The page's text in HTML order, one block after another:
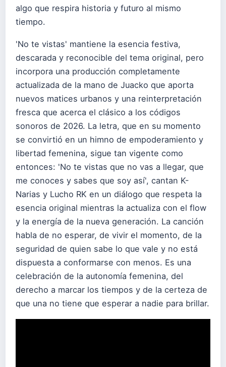
algo que respira historia y futuro al mismo
tiempo.
'No te vistas' mantiene la esencia festiva,
descarada y reconocible del tema original, pero
incorpora una producción completamente
actualizada de la mano de Juacko que aporta
nuevos matices urbanos y una reinterpretación
fresca que acerca el clásico a los códigos
sonoros de 2026. La letra, que en su momento
se convirtió en un himno de empoderamiento y
libertad femenina, sigue tan vigente como
entonces: 'No te vistas que no vas a llegar, que
me conoces y sabes que soy así', cantan K-
Narias y Lucho RK en un diálogo que respeta la
esencia original mientras la actualiza con el flow
y la energía de la nueva generación. La canción
habla de no esperar, de vivir el momento, de la
seguridad de quien sabe lo que vale y no está
dispuesta a conformarse con menos. Es una
celebración de la autonomía femenina, del
derecho a marcar los tiempos y de la certeza de
que una no tiene que esperar a nadie para brillar.